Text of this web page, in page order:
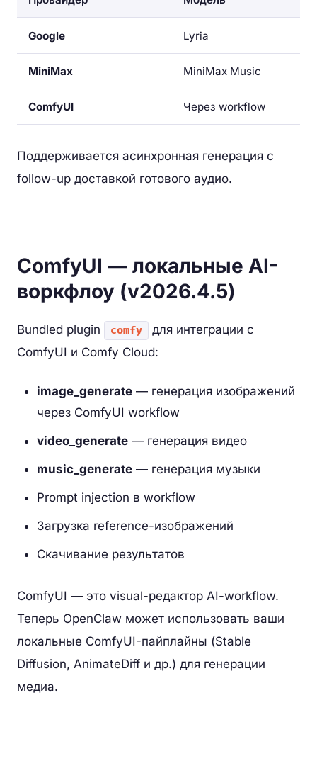
Google Lyria
MiniMax MiniMax Music
ComfyUI Через workflow
Поддерживается асинхронная генерация с
follow-up доставкой готового аудио.
ComfyUI — локальные AI-
воркфлоу (v2026.4.5)
Bundled plugin comfy
для интеграции с
ComfyUI и Comfy Cloud:
image_generate — генерация изображений
через ComfyUI workflow
video_generate — генерация видео
music_generate — генерация музыки
Prompt injection в workflow
Загрузка reference-изображений
Скачивание результатов
ComfyUI — это visual-редактор AI-workflow.
Теперь OpenClaw может использовать ваши
локальные ComfyUI-пайплайны (Stable
Diffusion, AnimateDiff и др.) для генерации
медиа.